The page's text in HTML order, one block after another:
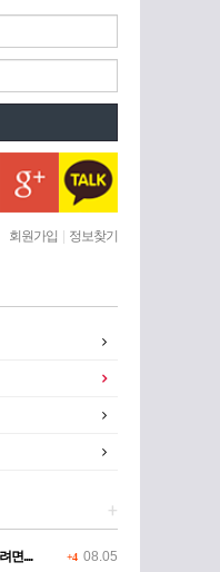
회원가입 | 정보찾기
+
+4 08.05
면....